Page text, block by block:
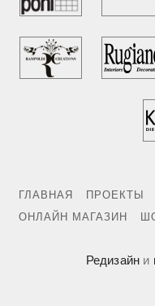
ГЛАВНАЯ ПРОЕКТЫ
ОНЛАЙН МАГАЗИН
Редизайн и